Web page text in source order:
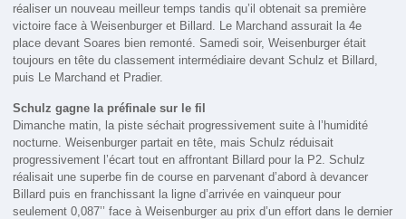
réaliser un nouveau meilleur temps tandis qu’il obtenait sa première
victoire face à Weisenburger et Billard. Le Marchand assurait la 4e
place devant Soares bien remonté. Samedi soir, Weisenburger était
toujours en tête du classement intermédiaire devant Schulz et Billard,
puis Le Marchand et Pradier.
Schulz gagne la préfinale sur le fil
Dimanche matin, la piste séchait progressivement suite à l’humidité
nocturne. Weisenburger partait en tête, mais Schulz réduisait
progressivement l’écart tout en affrontant Billard pour la P2. Schulz
réalisait une superbe fin de course en parvenant d’abord à devancer
Billard puis en franchissant la ligne d’arrivée en vainqueur pour
seulement 0,087’’ face à Weisenburger au prix d’un effort dans le dernier